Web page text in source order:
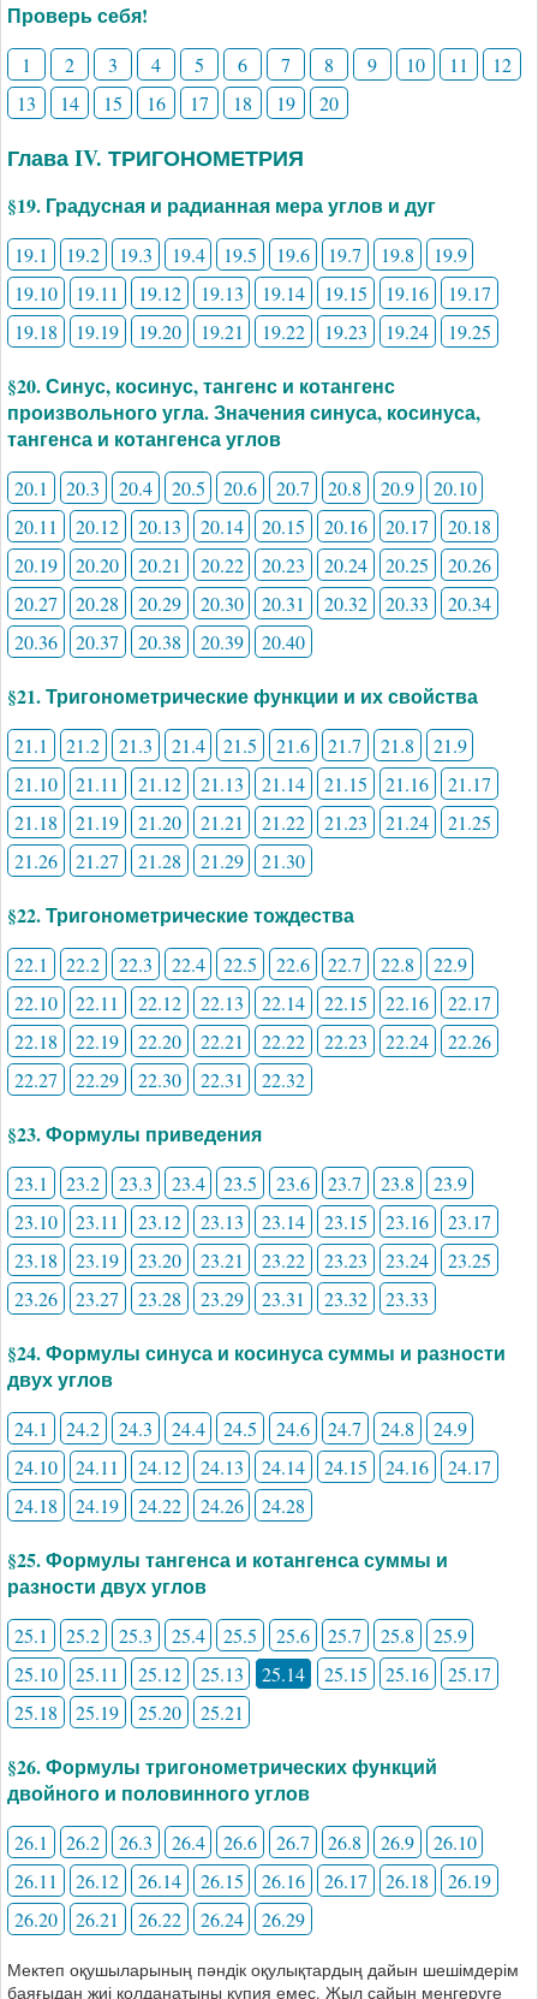
Проверь себя!
1 2 3 4 5 6 7 8 9 10 11
12
13
14 15 16 17 18 19 20
Глава IV. ТРИГОНОМЕТРИЯ
§19. Градусная и радианная мера углов и дуг
19.1 19.2 19.3 19.4 19.5 19.6 19.7 19.8
19.9
19.10
19.11 19.12 19.13 19.14 19.15 19.16
19.17
19.18
19.19 19.20 19.21 19.22 19.23 19.24 19.25
§20. Синус, косинус, тангенс и котангенс
произвольного угла. Значения синуса, косинуса,
тангенса и котангенса углов
20.1 20.3 20.4 20.5 20.6 20.7 20.8 20.9
20.10
20.11
20.12 20.13 20.14 20.15 20.16 20.17
20.18
20.19
20.20 20.21 20.22 20.23 20.24 20.25
20.26
20.27
20.28 20.29 20.30 20.31 20.32 20.33
20.34
20.36
20.37 20.38 20.39 20.40
§21. Тригонометрические функции и их свойства
21.1 21.2 21.3 21.4 21.5 21.6 21.7 21.8
21.9
21.10
21.11 21.12 21.13 21.14 21.15 21.16
21.17
21.18
21.19 21.20 21.21 21.22 21.23 21.24
21.25
21.26
21.27 21.28 21.29 21.30
§22. Тригонометрические тождества
22.1 22.2 22.3 22.4 22.5 22.6 22.7 22.8
22.9
22.10
22.11 22.12 22.13 22.14 22.15 22.16
22.17
22.18
22.19 22.20 22.21 22.22 22.23 22.24
22.26
22.27
22.29 22.30 22.31 22.32
§23. Формулы приведения
23.1 23.2 23.3 23.4 23.5 23.6 23.7 23.8
23.9
23.10
23.11 23.12 23.13 23.14 23.15 23.16
23.17
23.18
23.19 23.20 23.21 23.22 23.23 23.24
23.25
23.26
23.27 23.28 23.29 23.31 23.32 23.33
§24. Формулы синуса и косинуса суммы и разности
двух углов
24.1 24.2 24.3 24.4 24.5 24.6 24.7 24.8
24.9
24.10
24.11 24.12 24.13 24.14 24.15 24.16
24.17
24.18
24.19 24.22 24.26 24.28
§25. Формулы тангенса и котангенса суммы и
разности двух углов
25.1 25.2 25.3 25.4 25.5 25.6 25.7 25.8
25.9
25.10
25.11 25.12 25.13 25.14 25.15 25.16
25.17
25.18
25.19 25.20 25.21
§26. Формулы тригонометрических функций
двойного и половинного углов
26.1 26.2 26.3 26.4 26.6 26.7 26.8 26.9
26.10
26.11
26.12 26.14 26.15 26.16 26.17 26.18
26.19
26.20
26.21 26.22 26.24 26.29
Мектеп оқушыларының пәндік оқулықтардың дайын шешімдерім
баяғыдан жиі қолданатыны құпия емес. Жыл сайын меңгеруге